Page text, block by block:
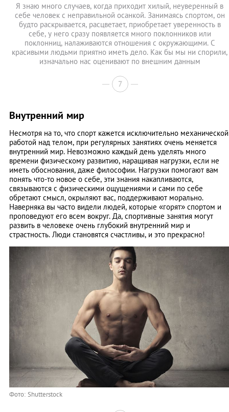
Я знаю много случаев, когда приходит хилый, неуверенный в
себе человек с неправильной осанкой. Занимаясь спортом, он
будто раскрывается, расцветает, приобретает уверенность в
себе, у него сразу появляется много поклонников или
поклонниц, налаживаются отношения с окружающими. С
красивыми людьми приятно иметь дело. Как бы мы ни спорили,
изначально нас оценивают по внешним данным
7
Внутренний мир
Несмотря на то, что спорт кажется исключительно механической
работой над телом, при регулярных занятиях очень меняется
внутренний мир. Невозможно каждый день уделять много
времени физическому развитию, наращивая нагрузки, если не
иметь обоснования, даже философии. Нагрузки помогают вам
понять что-то новое о себе, эти знания накапливаются,
связываются с физическими ощущениями и сами по себе
обретают смысл, окрыляют вас, поддерживают морально.
Наверняка вы часто видели людей, которые «горят» спортом и
проповедуют его всем вокруг. Да, спортивные занятия могут
развить в человеке очень глубокий внутренний мир и
страстность. Люди становятся счастливы, и это прекрасно!
Фото: Shutterstock